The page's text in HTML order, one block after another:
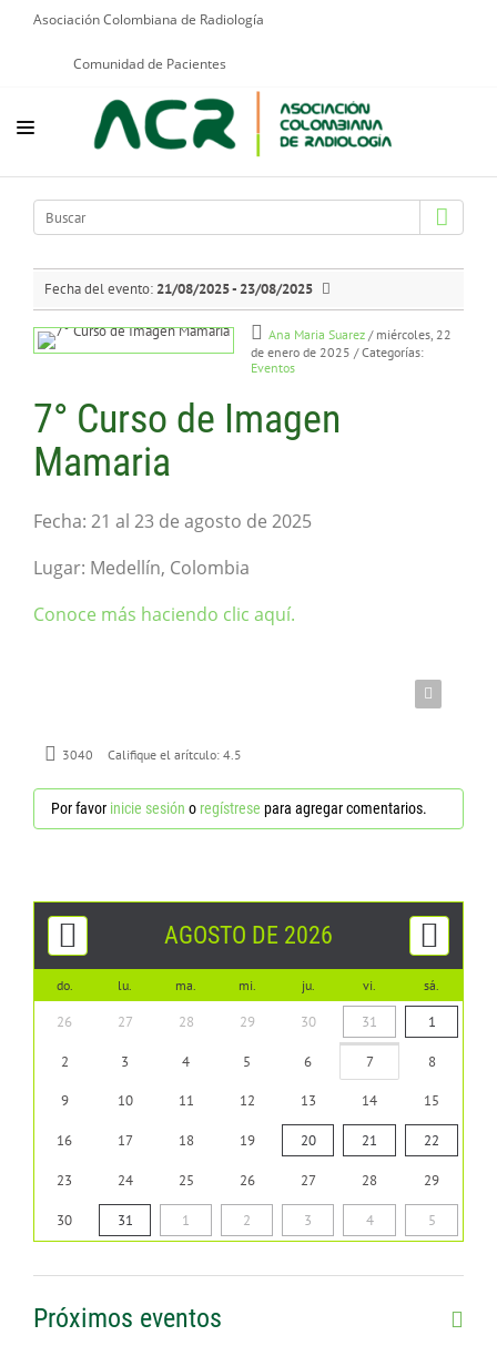
Asociación Colombiana de Radiología
Comunidad de Pacientes
NOSOTROS
PUBLICACIONES
PROGRAMAS INSTITUCIONALES
PROGRAMAS POR PATOLOGÍAS
JURÍDICO
GRUPOS CIENTÍFICOS
Fecha del evento: 21/08/2025 - 23/08/2025
Ana Maria Suarez / miércoles, 22
de enero de 2025 / Categorías:
Eventos
7° Curso de Imagen
Mamaria
Fecha: 21 al 23 de agosto de 2025
Lugar: Medellín, Colombia
Conoce más haciendo clic aquí.
3040 Califique el arítculo: 4.5
Por favor inicie sesión o regístrese para agregar comentarios.
AGOSTO DE 2026
do. lu. ma. mi. ju. vi. sá.
26 27 28 29 30 31 1
2 3 4 5 6 7 8
9 10 11 12 13 14 15
16 17 18 19 20 21 22
23 24 25 26 27 28 29
30 31 1 2 3 4 5
Próximos eventos